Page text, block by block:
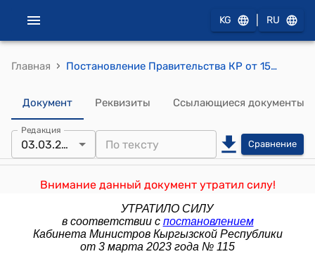
KG RU
Главная › Постановление Правительства КР от 15 сентября 2014 года № 530 "О делегировании отдельных нормотворческих полномочий Правительства Кыргызской Республики ряду государственных органов исполнительной власти"
Документ Реквизиты Ссылающиеся документы
Редакция
03.03.2023 Сравнение
Внимание данный документ утратил силу!